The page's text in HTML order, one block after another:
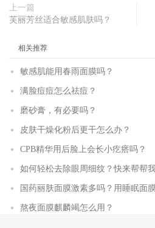
上一篇
芙丽芳丝适合敏感肌肤吗？
相关推荐
敏感肌能用春雨面膜吗？
满脸痘痘怎么祛痘？
磨砂膏，有必要吗？
皮肤干燥化粉后更干怎么办？
CPB精华用后脸上会长小疙瘩吗？
如何轻松去除眼周细纹？快来帮帮我
国药丽肤面膜激素多吗？用睡眠面
熬夜面膜麒麟竭怎么用？